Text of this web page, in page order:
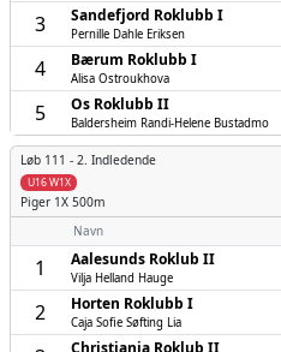
3 Sandefjord Roklubb I
Pernille Dahle Eriksen
4 Bærum Roklubb I
Alisa Ostroukhova
5 Os Roklubb II
Baldersheim Randi-Helene Bustadmo
Løb 111 - 2. Indledende
U16 W1X
Piger 1X 500m
Navn
1 Aalesunds Roklub II
Vilja Helland Hauge
2 Horten Roklubb I
Caja Sofie Søfting Lia